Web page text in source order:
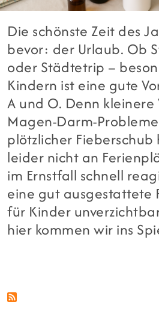
Die schönste Zeit des
bevor: der Urlaub. Ob
oder Städtetrip –
Kindern ist eine gute
A und O. Denn kleinere
Magen-Darm-
plötzlicher Fieberschub
leider nicht an
im Ernstfall schnell
eine gut ausgestattete
für Kinder
hier kommen wir ins